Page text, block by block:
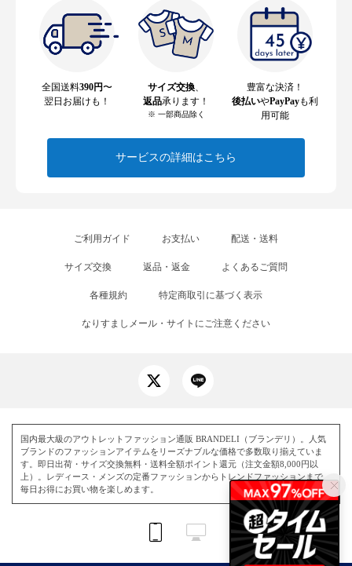
全国送料390円〜
翌日お届けも！
サイズ交換
返品承ります！
※ 一部商品除く
豊富な決済！
後払いやPayPayも利
用可能
サービスの詳細はこちら
ご利用ガイド お支払い 配送・送料
サイズ交換 返品・返金 よくあるご質問
各種規約 特定商取引に基づく表示
なりすましメール・サイトにご注意ください
国内最大級のアウトレットファッション通販 BRANDELI（ブランデリ）。人気
ブランドのファッションアイテムをリーズナブルな価格で多数取り揃えていま
す。即日出荷・サイズ交換無料・送料全額ポイント還元（注文金額8,000円以
上）。レディース・メンズの定番ファッションからトレンドファッションまで、
毎日お得にお買い物を楽しめます。